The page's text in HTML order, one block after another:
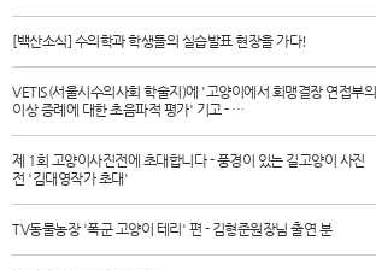
[백산소식] 수의학과 학생들의 실습발표 현장을 가다!
VETIS(서울시수의사회 학술지)에 '고양이에서 회맹결장 연접부의
이상 증례에 대한 초음파적 평가' 기고 - …
제 1회 고양이사진전에 초대합니다 - 풍경이 있는 길고양이 사진
전 '김대영작가 초대'
TV동물농장 '폭군 고양이 테리' 편 - 김형준원장님 출연 분